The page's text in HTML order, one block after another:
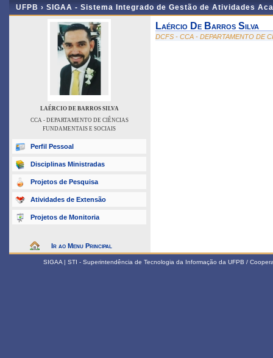
UFPB › SIGAA - Sistema Integrado de Gestão de Atividades
LAÉRCIO DE BARROS SILVA
CCA - DEPARTAMENTO DE CIÊNCIAS
FUNDAMENTAIS E SOCIAIS
Perfil Pessoal
Disciplinas Ministradas
Projetos de Pesquisa
Atividades de Extensão
Projetos de Monitoria
Ir ao Menu Principal
Laércio De Barros Silva
DCFS - CCA - DEPARTAMENTO DE
SIGAA | STI - Superintendência de Tecnologia da Informação da UFPB /